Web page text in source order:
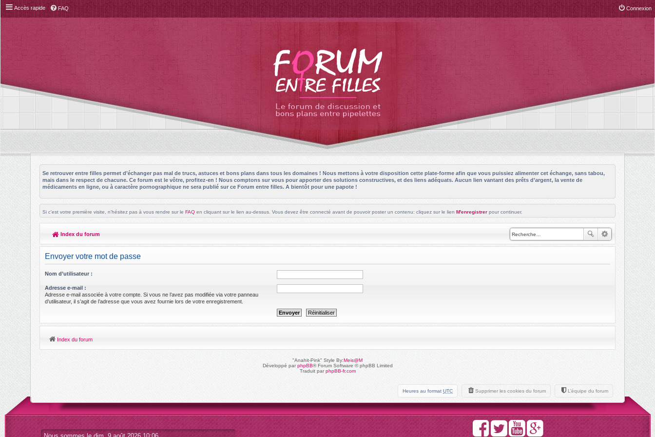
Accès rapide FAQ Connexion
Se retrouver entre filles permet d’échanger pas mal de trucs, astuces et bons plans dans tous les domaines ! Nous mettons à votre disposition cette plate-forme afin que vous puissiez alimenter cet échange, sans tabou,
mais dans le respect de chacune. Ce forum est le vôtre, profitez-en ! Nous comptons sur vous pour apporter des solutions constructives, et des liens adéquats. Aucun lien vantant des prêts d’argent, la vente de
médicaments en ligne, ou à caractère pornographique ne sera publié sur ce Forum entre filles. A bientôt pour une papote !
Si c'est votre première visite, n'hésitez pas à vous rendre sur le FAQ en cliquant sur le lien au-dessus. Vous devez être connecté avant de pouvoir poster un contenu: cliquez sur le lien M'enregistrer pour continuer.
Index du forum
Envoyer votre mot de passe
Nom d’utilisateur :
Adresse e-mail :
Adresse e-mail associée à votre compte. Si vous ne l’avez pas modifiée via votre panneau
d’utilisateur, il s’agit de l’adresse que vous avez fournie lors de votre enregistrement.
Index du forum
"Anahit-Pink" Style By:Meis@M
Développé parphpBB® Forum Software © phpBB Limited
Traduit parphpBB-fr.com
Heures au format UTC Supprimer les cookies du forum L’équipe du forum